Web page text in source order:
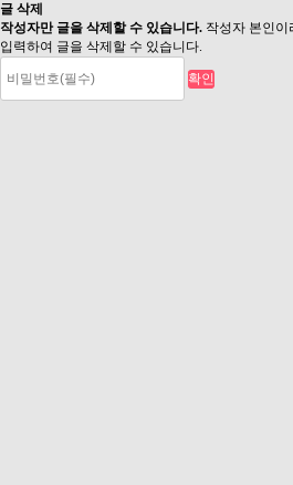
글 삭제
작성자만 글을 삭제할 수 있습니다. 작성자 본인이
입력하여 글을 삭제할 수 있습니다.